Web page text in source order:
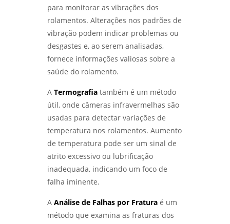
LABORATÓRIO METALÚRGICO: COMO
GARANTIR A QUALIDADE E SEGURANÇA DOS
LABORATÓRIO DE METALOGRAFIA: COMO
ANALISAR E COMPREENDER ESTRUTURAS
METÁLICAS COM PRECISÃO - LABMETAL
LABORATÓRIO METALOGRÁFICO: COMO
ESCOLHER O IDEAL PARA SUAS ANÁLISES E
ENSAIO DE IMPACTO CHARPY E IZOD:
ENTENDA AS DIFERENÇAS E APLICAÇÕES NA
ENGENHARIA - LABMETAL
LABORATÓRIO DE ENSAIOS MECÂNICOS:
COMO GARANTIR A QUALIDADE E SEGURANÇA
LABORATÓRIO DE ENSAIOS: COMO ESCOLHER
para monitorar as vibrações dos
rolamentos. Alterações nos padrões de
vibração podem indicar problemas ou
desgastes e, ao serem analisadas,
fornece informações valiosas sobre a
saúde do rolamento.
A Termografiatambém é um método
útil, onde câmeras infravermelhas são
usadas para detectar variações de
temperatura nos rolamentos. Aumento
de temperatura pode ser um sinal de
atrito excessivo ou lubrificação
inadequada, indicando um foco de
falha iminente.
A Análise de Falhas por Fraturaé um
método que examina as fraturas dos